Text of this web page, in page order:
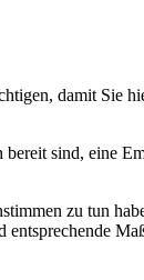
damit Sie
sind, eine
zu tun